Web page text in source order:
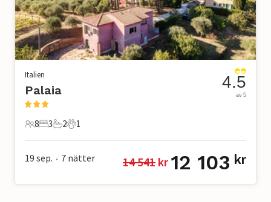
Italien
Palaia
8 Gäster
8
3 Sovrum
3
2 Badrum
2
1 Husdjur
1
4.5
av 5
19 sep. • 7 nätter 14 541 kr 12 103 kr